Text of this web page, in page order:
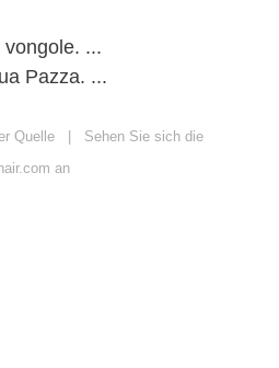
...
Pazza. ...
Quelle | Sehen Sie sich die
an